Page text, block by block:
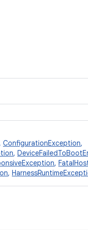
ConfigurationException,
,
,
,